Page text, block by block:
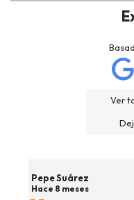
Ver
Pepe Suárez
Hace 8 meses